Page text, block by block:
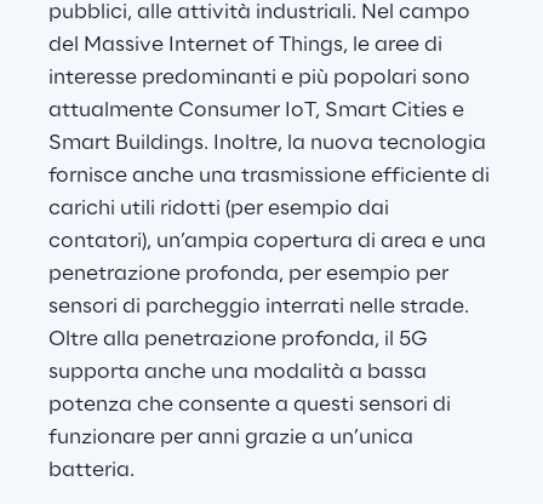
pubblici, alle attività industriali. Nel campo
del Massive Internet of Things, le aree di
interesse predominanti e più popolari sono
attualmente Consumer IoT, Smart Cities e
Smart Buildings. Inoltre, la nuova tecnologia
fornisce anche una trasmissione efficiente di
carichi utili ridotti (per esempio dai
contatori), un’ampia copertura di area e una
penetrazione profonda, per esempio per
sensori di parcheggio interrati nelle strade.
Oltre alla penetrazione profonda, il 5G
supporta anche una modalità a bassa
potenza che consente a questi sensori di
funzionare per anni grazie a un’unica
batteria.